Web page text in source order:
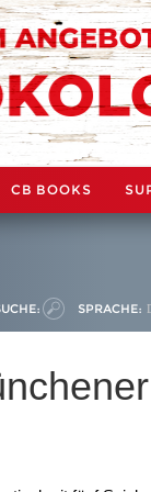
CB BOOKS
SPRACHE: